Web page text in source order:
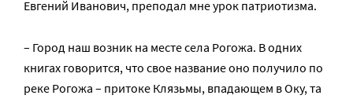
Евгений Иванович, преподал мне урок патриотизма.
– Город наш возник на месте села Рогожа. В одних
книгах говорится, что свое название оно получило по
реке Рогожа – притоке Клязьмы, впадающем в Оку, та